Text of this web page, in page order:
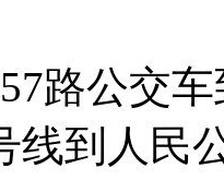
路公交
线到人民